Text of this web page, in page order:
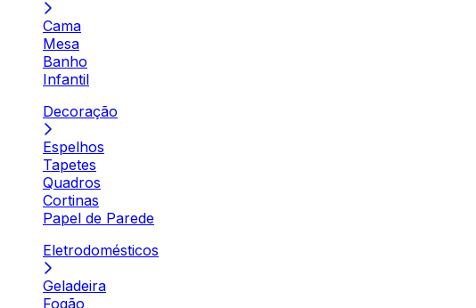
Cama
Mesa
Banho
Infantil
Decoração
Espelhos
Tapetes
Quadros
Cortinas
Papel de Parede
Eletrodomésticos
Geladeira
Fogão